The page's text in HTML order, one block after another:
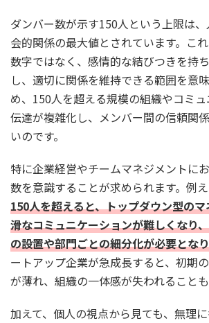
ダンバー数が示す150人という上限は
会的関係の最大値とされています。こ
数字ではなく、感情的な結びつきを持
し、適切に関係を維持できる範囲を意
め、150人を超える規模の組織やコミ
伝達が複雑化し、メンバー間の信頼関
いのです。
特に企業経営やチームマネジメントに
数を意識することが求められます。例え
150人を超えると、トップダウン型の
滑なコミュニケーションが難しくなり
の設置や部門ごとの細分化が必要とな
ートアップ企業が急成長すると、初期
が薄れ、組織の一体感が失われることも
加えて、個人の視点から見ても、無理